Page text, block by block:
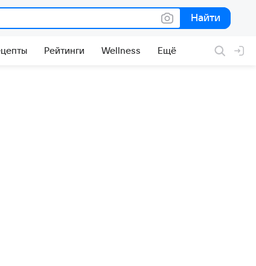
Найти
Найти
Рейтинги Wellness Ещё